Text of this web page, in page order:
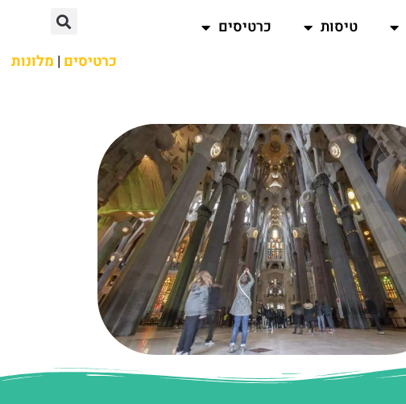
טיסות
כרטיסים
כרטיסים | מלונות